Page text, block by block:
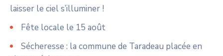
laisser le ciel s’illuminer !
Fête locale le 15 août
Sécheresse : la commune de Taradeau placée en